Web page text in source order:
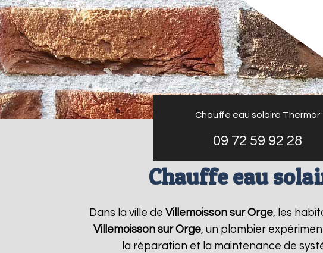
Chauffe eau solaire Thermor
09 72 59 92 28
Chauffe eau
Dans la ville de Villemoisson sur Orge, les
Villemoisson sur Orge, un plombier
la réparation et la maintenance de